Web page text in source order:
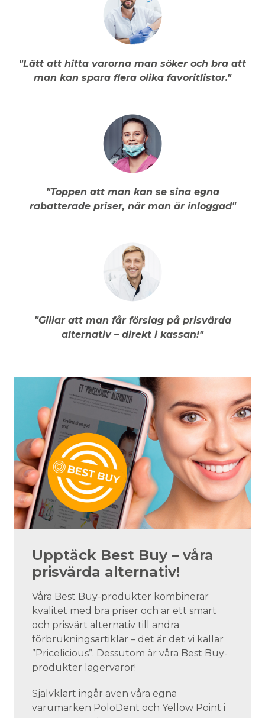
"Lätt att hitta varorna man söker och bra att
man kan spara flera olika favoritlistor."
"Toppen att man kan se sina egna
rabatterade priser, när man är inloggad"
"Gillar att man får förslag på prisvärda
alternativ – direkt i kassan!"
Upptäck Best Buy – våra
prisvärda alternativ!
Våra Best Buy-produkter kombinerar
kvalitet med bra priser och är ett smart
och prisvärt alternativ till andra
förbrukningsartiklar – det är det vi kallar
”Pricelicious”. Dessutom är våra Best Buy-
produkter lagervaror!
Självklart ingår även våra egna
varumärken PoloDent och Yellow Point i